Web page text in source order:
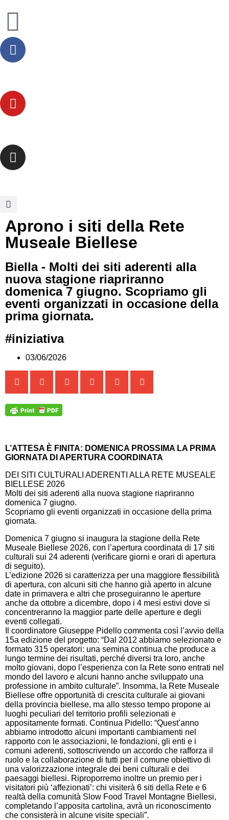
Aprono i siti della Rete
Museale Biellese
Biella - Molti dei siti aderenti alla
nuova stagione riapriranno
domenica 7 giugno. Scopriamo gli
eventi organizzati in occasione della
prima giornata.
#iniziativa
03/06/2026
L’ATTESA È FINITA: DOMENICA PROSSIMA LA PRIMA
GIORNATA DI APERTURA COORDINATA
DEI SITI CULTURALI ADERENTI ALLA RETE MUSEALE
BIELLESE 2026
Molti dei siti aderenti alla nuova stagione riapriranno
domenica 7 giugno.
Scopriamo gli eventi organizzati in occasione della prima
giornata.
Domenica 7 giugno si inaugura la stagione della Rete
Museale Biellese 2026, con l’apertura coordinata di 17 siti
culturali sui 24 aderenti (verificare giorni e orari di apertura
di seguito).
L’edizione 2026 si caratterizza per una maggiore flessibilità
di apertura, con alcuni siti che hanno già aperto in alcune
date in primavera e altri che proseguiranno le aperture
anche da ottobre a dicembre, dopo i 4 mesi estivi dove si
concentreranno la maggior parte delle aperture e degli
eventi collegati.
Il coordinatore Giuseppe Pidello commenta così l’avvio della
15a edizione del progetto: “Dal 2012 abbiamo selezionato e
formato 315 operatori: una semina continua che produce a
lungo termine dei risultati, perché diversi tra loro, anche
molto giovani, dopo l’esperienza con la Rete sono entrati nel
mondo del lavoro e alcuni hanno anche sviluppato una
professione in ambito culturale”. Insomma, la Rete Museale
Biellese offre opportunità di crescita culturale ai giovani
della provincia biellese, ma allo stesso tempo propone ai
luoghi peculiari del territorio profili selezionati e
appositamente formati. Continua Pidello: “Quest’anno
abbiamo introdotto alcuni importanti cambiamenti nel
rapporto con le associazioni, le fondazioni, gli enti e i
comuni aderenti, sottoscrivendo un accordo che rafforza il
ruolo e la collaborazione di tutti per il comune obiettivo di
una valorizzazione integrale dei beni culturali e dei
paesaggi biellesi. Riproporremo inoltre un premio per i
visitatori più ‘affezionati’: chi visiterà 6 siti della Rete e 6
realtà della comunità Slow Food Travel Montagne Biellesi,
completando l’apposita cartolina, avrà un riconoscimento
che consisterà in alcune visite speciali”.